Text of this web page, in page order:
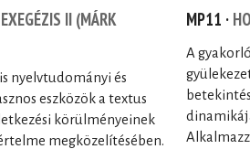
II (MÁRK
nyelvtudományi és
eszközök a textus
körülményeinek
megközelítésében.
MP11 ·
A